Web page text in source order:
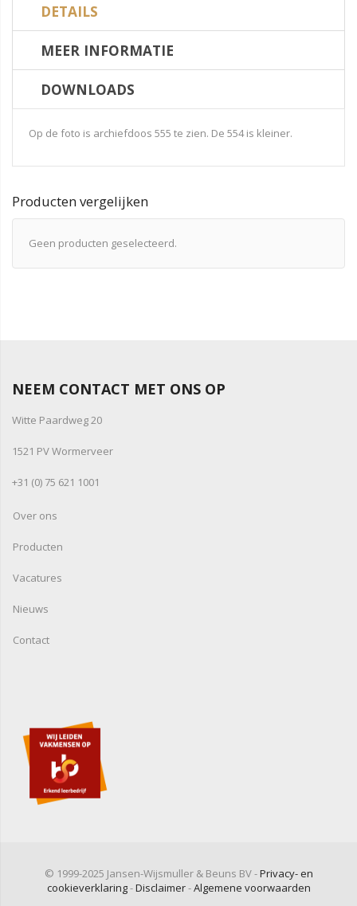
DETAILS
MEER INFORMATIE
DOWNLOADS
Op de foto is archiefdoos 555 te zien. De 554 is kleiner.
Producten vergelijken
Geen producten geselecteerd.
NEEM CONTACT MET ONS OP
Witte Paardweg 20
1521 PV Wormerveer
+31 (0) 75 621 1001
Over ons
Producten
Vacatures
Nieuws
Contact
© 1999-2025 Jansen-Wijsmuller & Beuns BV -Privacy- en
cookieverklaring-Disclaimer-Algemene voorwaarden